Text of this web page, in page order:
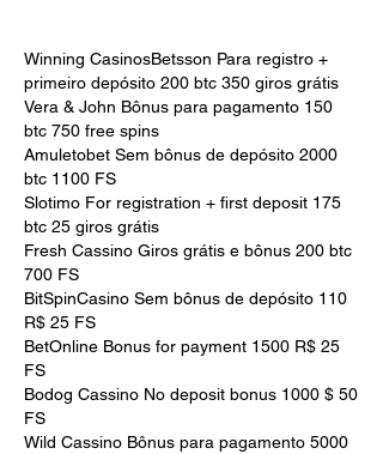
Winning CasinosBetsson Para registro +
primeiro depósito 200 btc 350 giros grátis
Vera & John Bônus para pagamento 150
btc 750 free spins
Amuletobet Sem bônus de depósito 2000
btc 1100 FS
Slotimo For registration + first deposit 175
btc 25 giros grátis
Fresh Cassino Giros grátis e bônus 200 btc
700 FS
BitSpinCasino Sem bônus de depósito 110
R$ 25 FS
BetOnline Bonus for payment 1500 R$ 25
FS
Bodog Cassino No deposit bonus 1000 $ 50
FS
Wild Cassino Bônus para pagamento 5000